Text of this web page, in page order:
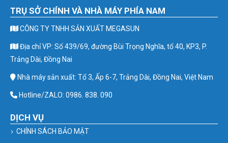
TRỤ SỞ CHÍNH VÀ NHÀ MÁY PHÍA NAM
CÔNG TY TNHH SẢN XUẤT MEGASUN
Địa chỉ VP: Số 439/69, đường Bùi Trọng Nghĩa, tổ 40, KP3, P.
Trảng Dài, Đồng Nai
Nhà máy sản xuất: Tổ 3, Ấp 6-7, Trảng Dài, Đồng Nai, Việt Nam
Hotline/ZALO: 0986. 838. 090
DỊCH VỤ
CHÍNH SÁCH BẢO MẬT